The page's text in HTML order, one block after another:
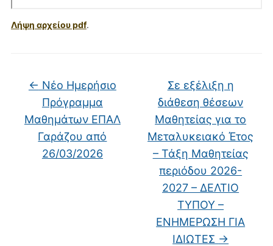
Λήψη αρχείου pdf.
← Νέο Ημερήσιο
Πρόγραμμα
Μαθημάτων ΕΠΑΛ
Γαράζου από
26/03/2026
Σε εξέλιξη η
διάθεση θέσεων
Μαθητείας για το
Μεταλυκειακό Έτος
– Τάξη Μαθητείας
περιόδου 2026-
2027 – ΔΕΛΤΙΟ
ΤΥΠΟΥ –
ΕΝΗΜΕΡΩΣΗ ΓΙΑ
ΙΔΙΩΤΕΣ →